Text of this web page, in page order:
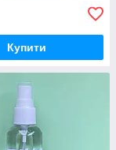
Купити